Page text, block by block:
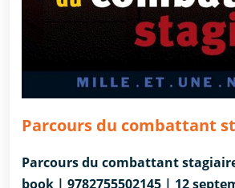
Parcours du combattant
Parcours du combattant
book | 9782755502145 | 12